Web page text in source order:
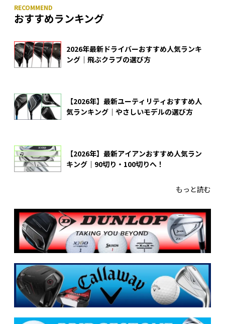
おすすめランキング
2026年最新ドライバーおすすめ人気ランキ
ング｜飛ぶクラブの選び方
【2026年】最新ユーティリティおすすめ人
気ランキング｜やさしいモデルの選び方
【2026年】最新アイアンおすすめ人気ラン
キング｜90切り・100切りへ！
もっと読む